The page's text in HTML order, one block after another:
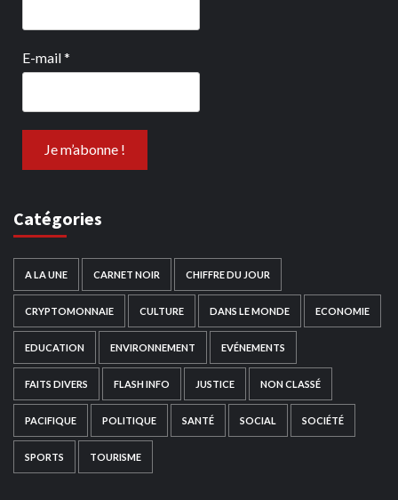
E-mail*
Catégories
A LA UNE CARNET NOIR CHIFFRE DU JOUR
CRYPTOMONNAIE CULTURE DANS LE MONDE ECONOMIE
EDUCATION ENVIRONNEMENT EVÉNEMENTS
FAITS DIVERS FLASH INFO JUSTICE NON CLASSÉ
PACIFIQUE POLITIQUE SANTÉ SOCIAL SOCIÉTÉ
SPORTS TOURISME